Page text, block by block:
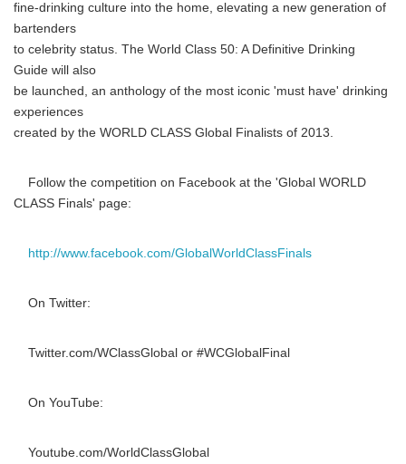
fine-drinking culture into the home, elevating a new generation of
bartenders
to celebrity status. The World Class 50: A Definitive Drinking
Guide will also
be launched, an anthology of the most iconic 'must have' drinking
experiences
created by the WORLD CLASS Global Finalists of 2013.
Follow the competition on Facebook at the 'Global WORLD
CLASS Finals' page:
http://www.facebook.com/GlobalWorldClassFinals
On Twitter:
Twitter.com/WClassGlobal or #WCGlobalFinal
On YouTube:
Youtube.com/WorldClassGlobal